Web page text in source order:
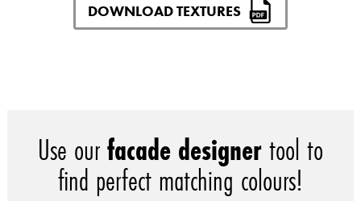
DOWNLOAD TEXTURES
Use ourfacade designertool to
find perfect matching colours!